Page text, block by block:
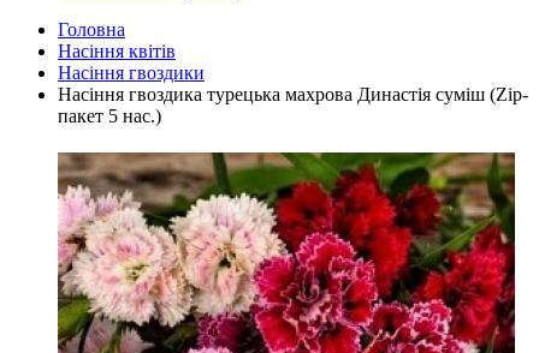
Головна
Насіння квітів
Насіння гвоздики
Насіння гвоздика турецька махрова Династія суміш (Zip-
пакет 5 нас.)